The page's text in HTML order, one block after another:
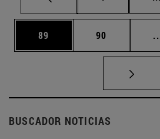
Página
89 Página
90
BUSCADOR NOTICIAS